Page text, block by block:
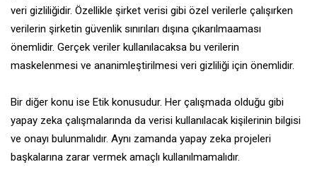
veri gizliliğidir. Özellikle şirket verisi gibi özel verilerle çalışırken
verilerin şirketin güvenlik sınırıları dışına çıkarılmaaması
önemlidir. Gerçek veriler kullanılacaksa bu verilerin
maskelenmesi ve ananimleştirilmesi veri gizliliği için önemlidir.
Bir diğer konu ise Etik konusudur. Her çalışmada olduğu gibi
yapay zeka çalışmalarında da verisi kullanılacak kişilerinin bilgisi
ve onayı bulunmalıdır. Aynı zamanda yapay zeka projeleri
başkalarına zarar vermek amaçlı kullanılmamalıdır.